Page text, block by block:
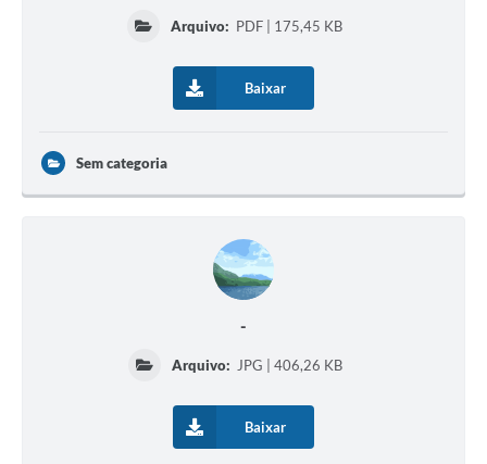
Arquivo: PDF | 175,45 KB
Baixar
Sem categoria
-
Arquivo: JPG | 406,26 KB
Baixar